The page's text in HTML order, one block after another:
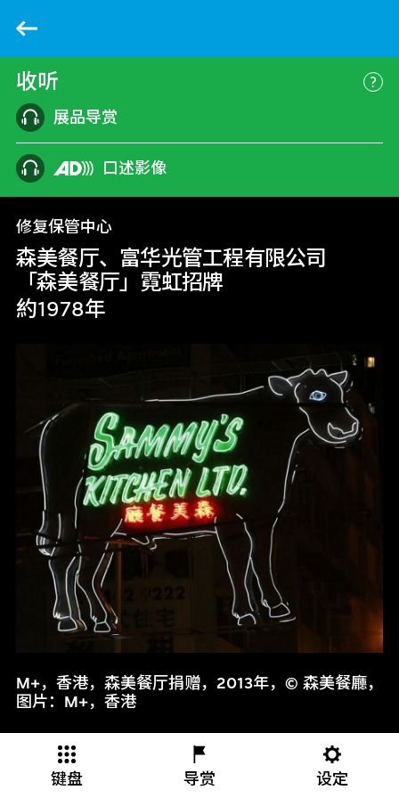
收听
展品导赏
口述影像
修复保管中心
森美餐厅、富华光管工程有限公司
「森美餐厅」霓虹招牌
約1978年
M+，香港，森美餐厅捐赠，2013年，© 森美餐廳，
图片：M+，香港
键盘 导赏 设定